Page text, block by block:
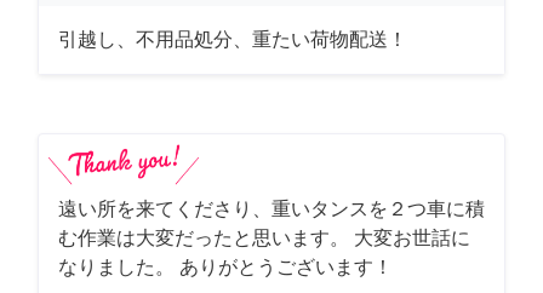
引越し、不用品処分、重たい荷物配送！
遠い所を来てくださり、重いタンスを２つ車に積
む作業は大変だったと思います。 大変お世話に
なりました。 ありがとうございます！